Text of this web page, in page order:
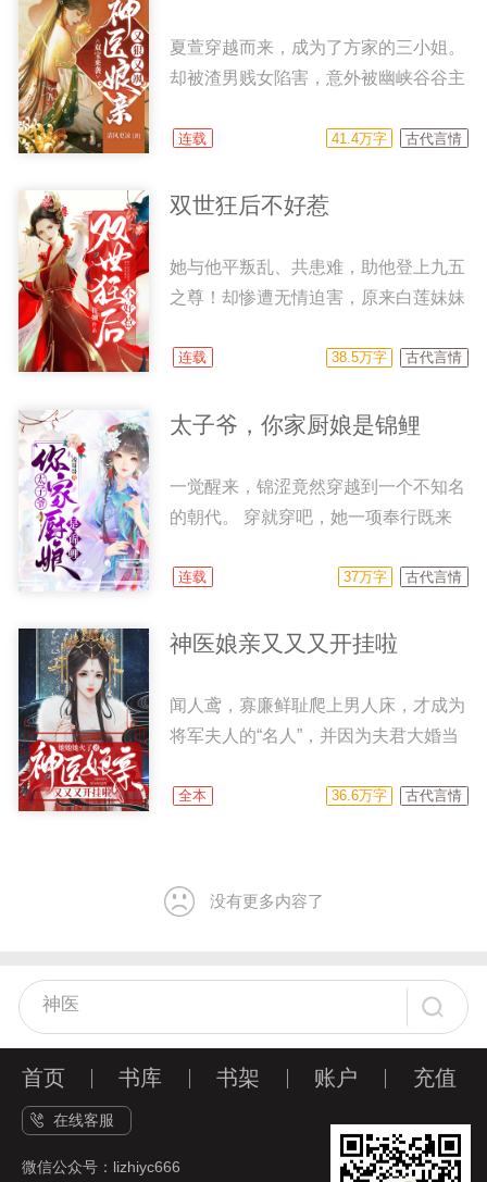
夏萱穿越而来，成为了方家的三小姐。
却被渣男贱女陷害，意外被幽峡谷谷主
都是坏人！”一旁的小团子耀武扬威要
和小团子有着同样胎记的小娃娃也冒了
个也不会放过！ 不过，面前的这个男
人又是谁？ 不光死追着她不放，还要
我的手心里离开！”
连载 41.4万字 古代言情
双世狂后不好惹
她与他平叛乱、共患难，助他登上九五
之尊！却惨遭无情迫害，原来白莲妹妹
外祖一家为了她倒在血泊里，数十万将
戴天。重活一世，且看她如何智斗白莲
连载 38.5万字 古代言情
太子爷，你家厨娘是锦鲤
一觉醒来，锦涩竟然穿越到一个不知名
的朝代。 穿就穿吧，她一项奉行既来
没身份，没地位，是从乱葬岗爬出来的
啊？！ 苦兮兮的锦涩当了个小厨娘，
王爷整天黏着她，还说她是条好运锦
鲤？
连载 37万字 古代言情
神医娘亲又又又开挂啦
闻人鸢，寡廉鲜耻爬上男人床，才成为
将军夫人的“名人”，并因为夫君大婚当
传“笑谈”。 但是没想到，这个京都笑话
脚下，一手传世医术揽尽当代才俊爱
慕，但慕家上下都把她当生怕被抢走的
神，慕梓黔，更是娘子看我，娘子亲
全本 36.6万字 古代言情
没有更多内容了
首页 书库 书架 账户 充值
在线客服
微信公众号：lizhiyc666